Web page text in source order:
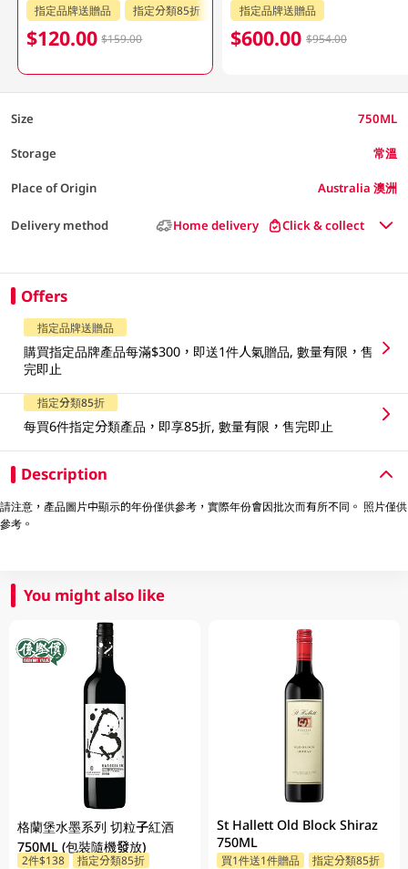
指定品牌送贈品 指定分類85折
$120.00 $159.00
指定品牌送贈品
$600.00 $954.00
Size 750ML
Storage 常溫
Place of Origin Australia 澳洲
Delivery method Home delivery Click & collect
Offers
指定品牌送贈品
購買指定品牌產品每滿$300，即送1件人氣贈品, 數量有限，售
完即止
指定分類85折
每買6件指定分類產品，即享85折, 數量有限，售完即止
Description
請注意，產品圖片中顯示的年份僅供參考，實際年份會因批次而有所不同。 照片僅供
參考。
You might also like
格蘭堡水墨系列 切粒子紅酒
750ML (包裝隨機發放)
2件$138 指定分類85折
St Hallett Old Block Shiraz
750ML
買1件送1件贈品 指定分類85折